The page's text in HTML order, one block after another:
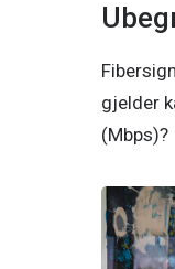
gjelder
(Mbps)?